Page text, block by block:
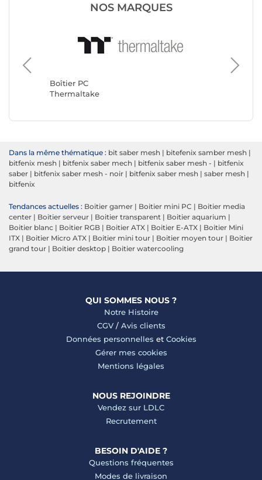
NOS MARQUES
Boîtier PC
Thermaltake
Boîtier
Corsair
Dans la même thématique : bit saber mesh | bitefenix samber mesh |
bitfenix mesh | bitfenix saber mech | bitfenix saber mesh - | bitfenix
saber | bitfenix saber mesh - noir | bitfenix saber mesh | saber mesh |
bitfenix
Tendances actuelles : Boitier gamer | Boitier mini PC | Boitier media
center | Boitier serveur | Boitier transparent | Boitier aquarium |
Boitier blanc | Boitier RGB | Boitier ATX | Boitier E-ATX | Boitier Mini
ITX | Boitier Micro ATX | Boitier mini tour | Boitier moyen tour | Boitier
grand tour | Boitier desktop | Boitier watercooling
QUI SOMMES NOUS ?
Notre Histoire
CGV/ Avis clients
Données personnelles et Cookies
Gérer mes cookies
Mentions légales
NOUS REJOINDRE
Vendez sur LDLC
Recrutement
BESOIN D'AIDE ?
Questions fréquentes
Modes de livraison